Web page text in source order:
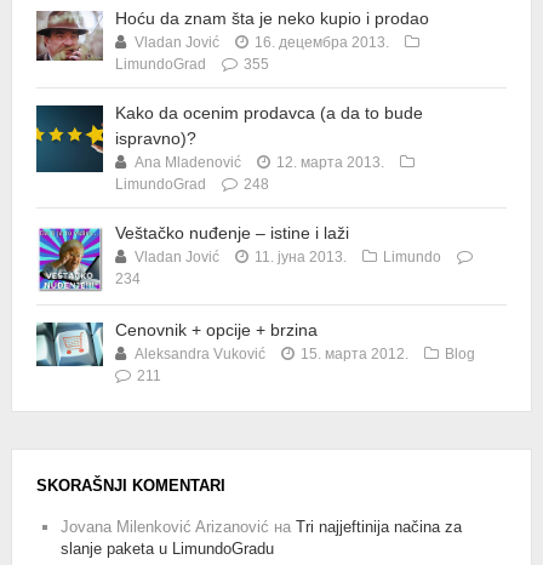
Hoću da znam šta je neko kupio i prodao
Vladan Jović
16. децембра 2013.
LimundoGrad
355
Kako da ocenim prodavca (a da to bude
ispravno)?
Ana Mladenović
12. марта 2013.
LimundoGrad
248
Veštačko nuđenje – istine i laži
Vladan Jović 11. јуна 2013.
Limundo
234
Cenovnik + opcije + brzina
Aleksandra Vuković 15. марта 2012.
Blog
211
SKORAŠNJI KOMENTARI
Jovana Milenković Arizanović на Tri najjeftinija načina za
slanje paketa u LimundoGradu